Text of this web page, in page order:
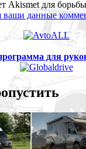
Akismet для
ваши данные
для